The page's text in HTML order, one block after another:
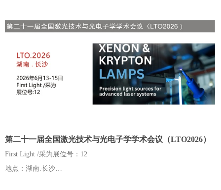
第二十一届全国激光技术与光电子学学术会议（LTO2026）
First Light /采为展位号：12
地点：湖南.长沙